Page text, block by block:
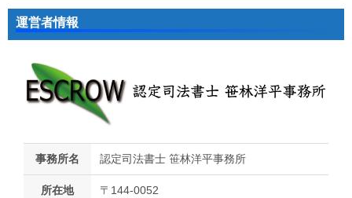
運営者情報
事務所名 認定司法書士 笹林洋平事務所
所在地 〒144-0052